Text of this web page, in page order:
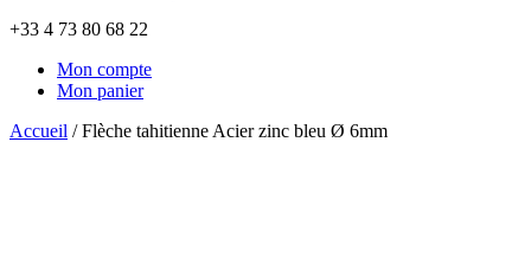
+33 4 73 80 68 22
Mon compte
Mon panier
Accueil /Flèche tahitienne Acier zinc bleu Ø 6mm